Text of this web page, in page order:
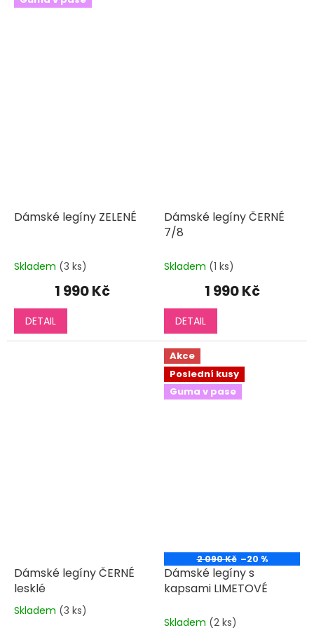
Dámské legíny ZELENÉ
Skladem (3 ks)
1 990 Kč
DETAIL
Dámské legíny ČERNÉ
7/8
Skladem (1 ks)
1 990 Kč
DETAIL
Dámské legíny ČERNÉ
lesklé
Průměrné
Skladem (3 ks)
Akce
Poslední kusy
Guma v pase
2 090 Kč –20 %
Dámské legíny s
kapsami LIMETOVÉ
Skladem (2 ks)